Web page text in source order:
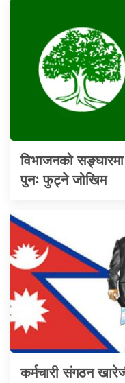
विभाजनको सङ्घारमा
पुनः फुट्ने जोखिम
कर्मचारी संगठन